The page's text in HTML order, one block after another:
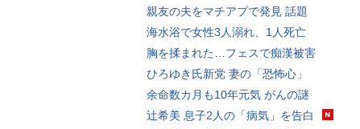
親友の夫をマチアプで発見 話題
海水浴で女性3人溺れ、1人死亡
胸を揉まれた…フェスで痴漢被害
ひろゆき氏新党 妻の「恐怖心」
余命数カ月も10年元気 がんの謎
辻希美 息子2人の「病気」を告白